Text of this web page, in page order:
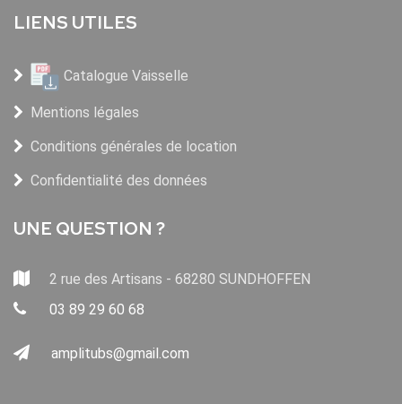
LIENS UTILES
Catalogue Vaisselle
Mentions légales
Conditions générales de location
Confidentialité des données
UNE QUESTION ?
2 rue des Artisans - 68280 SUNDHOFFEN
03 89 29 60 68
amplitubs@gmail.com